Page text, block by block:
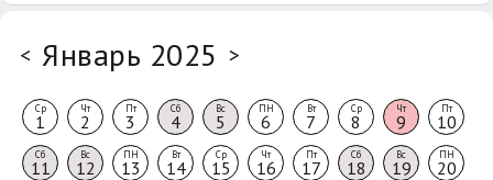
< Январь 2025 >
Ср
1
Чт
2
Пт
3
Сб
4
Вс
5
ПН
6
Вт
7
Ср
8
Чт
9
Пт
10
Сб
11
Вс
12
ПН
13
Вт
14
Ср
15
Чт
16
Пт
17
Сб
18
Вс
19
ПН
20